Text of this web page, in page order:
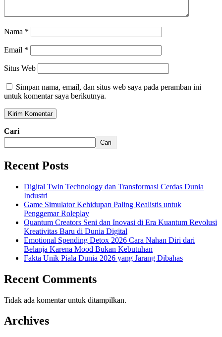
Nama *
Email *
Situs Web
Simpan nama, email, dan situs web saya pada peramban ini
untuk komentar saya berikutnya.
Cari
Cari
Recent Posts
Digital Twin Technology dan Transformasi Cerdas Dunia
Industri
Game Simulator Kehidupan Paling Realistis untuk
Penggemar Roleplay
Quantum Creators Seni dan Inovasi di Era Kuantum Revolusi
Kreativitas Baru di Dunia Digital
Emotional Spending Detox 2026 Cara Nahan Diri dari
Belanja Karena Mood Bukan Kebutuhan
Fakta Unik Piala Dunia 2026 yang Jarang Dibahas
Recent Comments
Tidak ada komentar untuk ditampilkan.
Archives